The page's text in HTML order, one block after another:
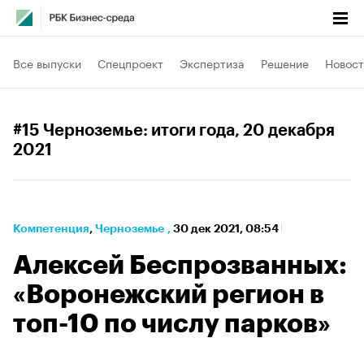
Все выпуски Спецпроект Экспертиза Решение
#15 Черноземье: итоги года, 20 декабря
2021
Компетенция⁠, Черноземье , 30 дек 2021, 08:54
Алексей Беспрозванных:
«Воронежский регион в
топ-10 по числу парков»